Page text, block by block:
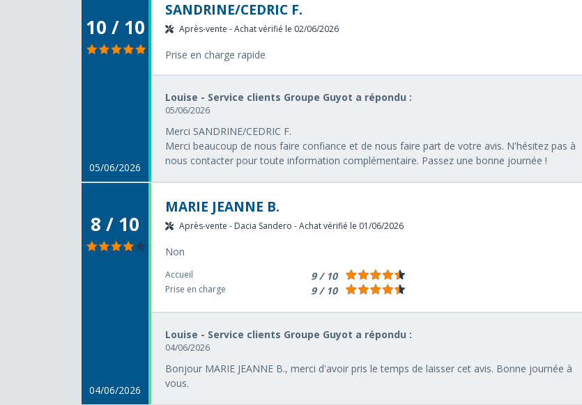
10 / 10
05/06/2026
SANDRINE/CEDRIC F.
Après-vente - Achat vérifié le 02/06/2026
Prise en charge rapide
Louise - Service clients Groupe Guyot a répondu :
05/06/2026
Merci SANDRINE/CEDRIC F.
Merci beaucoup de nous faire confiance et de nous faire part de votre avis. N'hésitez pas à
nous contacter pour toute information complémentaire. Passez une bonne journée !
8 / 10
04/06/2026
MARIE JEANNE B.
Après-vente - Dacia Sandero - Achat vérifié le 01/06/2026
Non
Accueil 9 / 10
Prise en charge 9 / 10
Louise - Service clients Groupe Guyot a répondu :
04/06/2026
Bonjour MARIE JEANNE B., merci d'avoir pris le temps de laisser cet avis. Bonne journée à
vous.